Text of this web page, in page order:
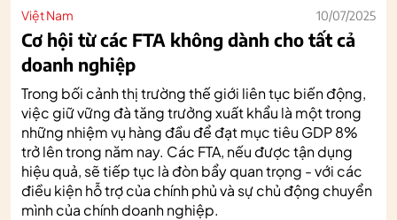
Việt Nam 10/07/2025
Cơ hội từ các FTA không dành cho tất cả
doanh nghiệp
Trong bối cảnh thị trường thế giới liên tục biến động,
việc giữ vững đà tăng trưởng xuất khẩu là một trong
những nhiệm vụ hàng đầu để đạt mục tiêu GDP 8%
trở lên trong năm nay. Các FTA, nếu được tận dụng
hiệu quả, sẽ tiếp tục là đòn bẩy quan trọng - với các
điều kiện hỗ trợ của chính phủ và sự chủ động chuyển
mình của chính doanh nghiệp.